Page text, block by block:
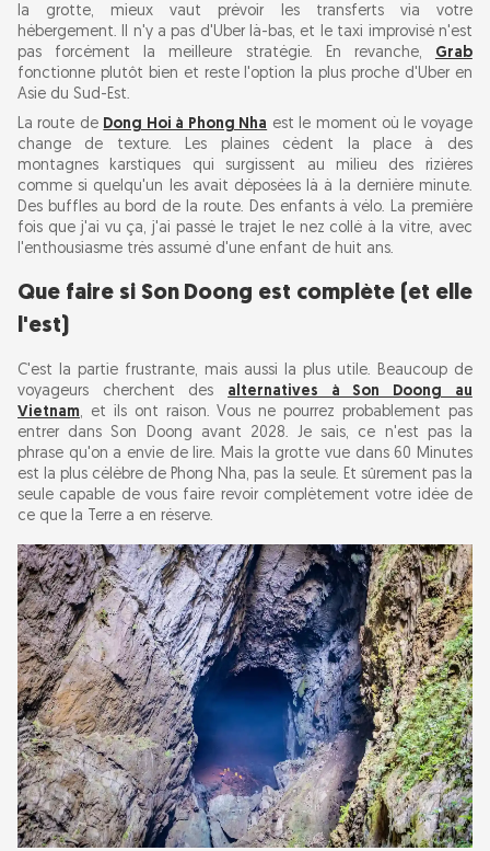
la grotte, mieux vaut prévoir les transferts via votre
hébergement. Il n'y a pas d'Uber là-bas, et le taxi improvisé n'est
pas forcément la meilleure stratégie. En revanche, Grab
fonctionne plutôt bien et reste l'option la plus proche d'Uber en
Asie du Sud-Est.
La route de Dong Hoi à Phong Nha est le moment où le voyage
change de texture. Les plaines cèdent la place à des
montagnes karstiques qui surgissent au milieu des rizières
comme si quelqu'un les avait déposées là à la dernière minute.
Des buffles au bord de la route. Des enfants à vélo. La première
fois que j'ai vu ça, j'ai passé le trajet le nez collé à la vitre, avec
l'enthousiasme très assumé d'une enfant de huit ans.
Que faire si Son Doong est complète (et elle
l'est)
C'est la partie frustrante, mais aussi la plus utile. Beaucoup de
voyageurs cherchent des alternatives à Son Doong au
Vietnam, et ils ont raison. Vous ne pourrez probablement pas
entrer dans Son Doong avant 2028. Je sais, ce n'est pas la
phrase qu'on a envie de lire. Mais la grotte vue dans 60 Minutes
est la plus célèbre de Phong Nha, pas la seule. Et sûrement pas la
seule capable de vous faire revoir complètement votre idée de
ce que la Terre a en réserve.